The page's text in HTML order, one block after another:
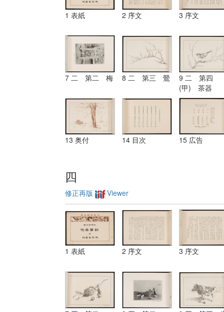
1 表紙 2 序文 3 序文
7 二 第二 梅 8 二 第三 鶯
9 二 第四
(甲) 茶器
13 奥付 14 目次 15 広告
四
修正再版 Viewer
1 表紙 2 序文 3 序文